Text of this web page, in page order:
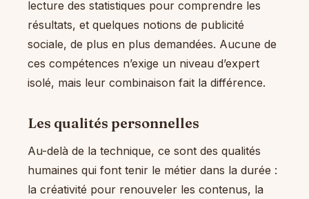
lecture des statistiques pour comprendre les
résultats, et quelques notions de publicité
sociale, de plus en plus demandées. Aucune de
ces compétences n’exige un niveau d’expert
isolé, mais leur combinaison fait la différence.
Les qualités personnelles
Au-delà de la technique, ce sont des qualités
humaines qui font tenir le métier dans la durée :
la créativité pour renouveler les contenus, la